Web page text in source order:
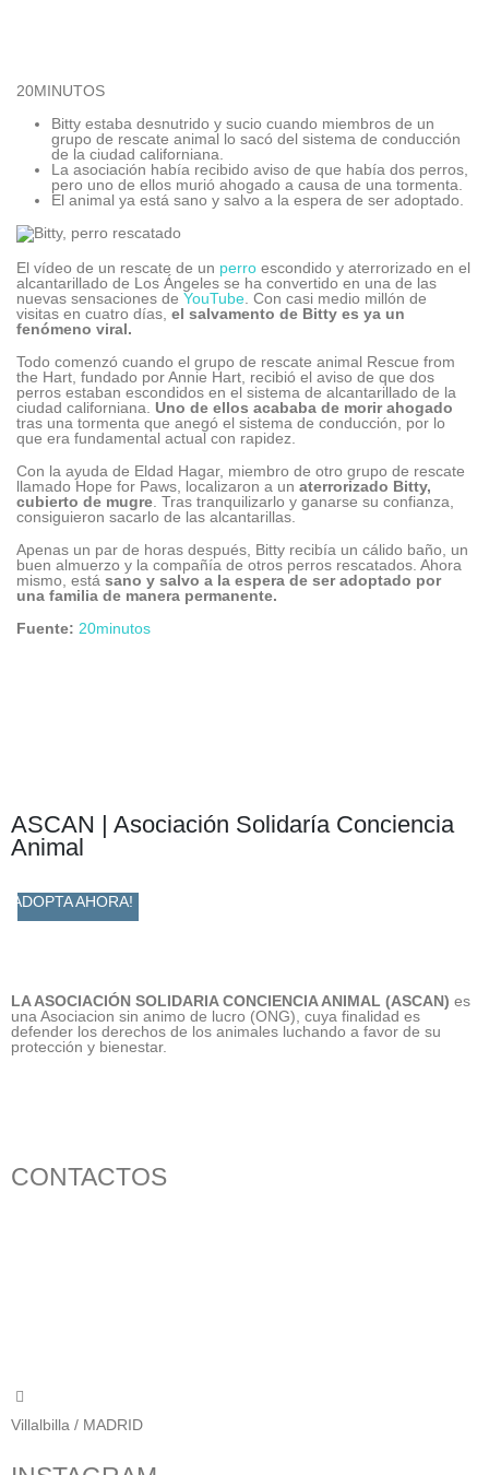
20MINUTOS
Bitty estaba desnutrido y sucio cuando miembros de un
grupo de rescate animal lo sacó del sistema de conducción
de la ciudad californiana.
La asociación había recibido aviso de que había dos perros,
pero uno de ellos murió ahogado a causa de una tormenta.
El animal ya está sano y salvo a la espera de ser adoptado.
El vídeo de un rescate de un perro escondido y aterrorizado en el
alcantarillado de Los Ángeles se ha convertido en una de las
nuevas sensaciones de YouTube. Con casi medio millón de
visitas en cuatro días, el salvamento de Bitty es ya un
fenómeno viral.
Todo comenzó cuando el grupo de rescate animal Rescue from
the Hart, fundado por Annie Hart, recibió el aviso de que dos
perros estaban escondidos en el sistema de alcantarillado de la
ciudad californiana. Uno de ellos acababa de morir ahogado
tras una tormenta que anegó el sistema de conducción, por lo
que era fundamental actual con rapidez.
Con la ayuda de Eldad Hagar, miembro de otro grupo de rescate
llamado Hope for Paws, localizaron a un aterrorizado Bitty,
cubierto de mugre. Tras tranquilizarlo y ganarse su confianza,
consiguieron sacarlo de las alcantarillas.
Apenas un par de horas después, Bitty recibía un cálido baño, un
buen almuerzo y la compañía de otros perros rescatados. Ahora
mismo, está sano y salvo a la espera de ser adoptado por
una familia de manera permanente.
Fuente: 20minutos
ASCAN | Asociación Solidaría Conciencia
Animal
ADOPTA AHORA!
LA ASOCIACIÓN SOLIDARIA CONCIENCIA ANIMAL (ASCAN) es
una Asociacion sin animo de lucro (ONG), cuya finalidad es
defender los derechos de los animales luchando a favor de su
protección y bienestar.
CONTACTOS
Villalbilla / MADRID